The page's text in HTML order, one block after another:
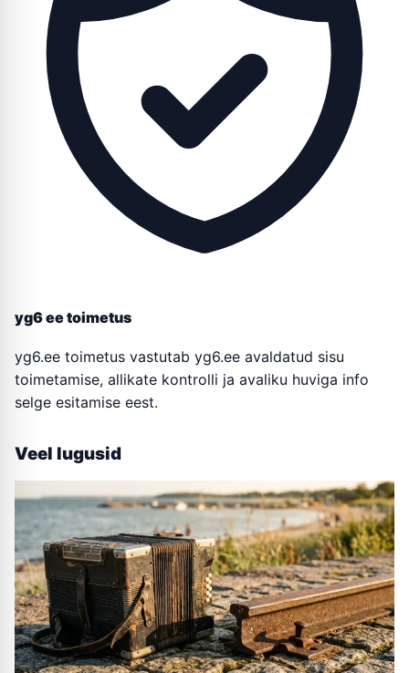
yg6 ee toimetus
yg6.ee toimetus vastutab yg6.ee avaldatud sisu
toimetamise, allikate kontrolli ja avaliku huviga info
selge esitamise eest.
Veel lugusid